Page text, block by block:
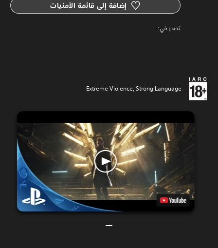
إضافة إلى قائمة الأمنيات
‏تصدر في: ‏
Extreme Violence, Strong Language